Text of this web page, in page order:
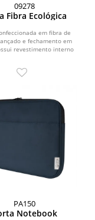
09278
Fibra Ecológica
em fibra de
e fechamento em
revestimento interno
PA150
Notebook